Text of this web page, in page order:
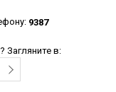
9387
Загляните в: